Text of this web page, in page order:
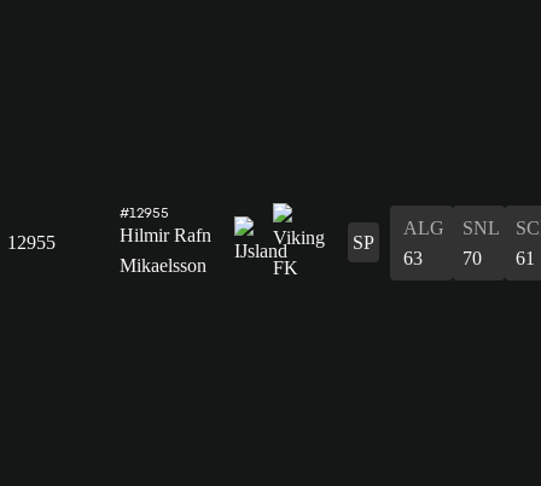
12955
#12955
Hilmir Rafn
Mikaelsson
SP
ALG
63
SNL
70
61